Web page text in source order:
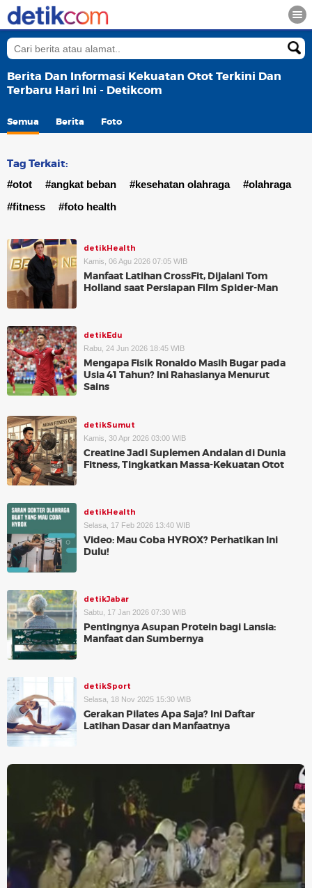
Berita Dan Informasi Kekuatan Otot Terkini Dan
Terbaru Hari Ini - Detikcom
Semua Berita Foto
Tag Terkait:
#otot #angkat beban #kesehatan olahraga
#olahraga
#fitness
#foto health
detikHealth
Kamis, 06 Agu 2026 07:05 WIB
Manfaat Latihan CrossFit, Dijalani Tom
Holland saat Persiapan Film Spider-Man
detikEdu
Rabu, 24 Jun 2026 18:45 WIB
Mengapa Fisik Ronaldo Masih Bugar pada
Usia 41 Tahun? Ini Rahasianya Menurut
Sains
detikSumut
Kamis, 30 Apr 2026 03:00 WIB
Creatine Jadi Suplemen Andalan di Dunia
Fitness, Tingkatkan Massa-Kekuatan Otot
detikHealth
Selasa, 17 Feb 2026 13:40 WIB
Video: Mau Coba HYROX? Perhatikan Ini
Dulu!
detikJabar
Sabtu, 17 Jan 2026 07:30 WIB
Pentingnya Asupan Protein bagi Lansia:
Manfaat dan Sumbernya
detikSport
Selasa, 18 Nov 2025 15:30 WIB
Gerakan Pilates Apa Saja? Ini Daftar
Latihan Dasar dan Manfaatnya